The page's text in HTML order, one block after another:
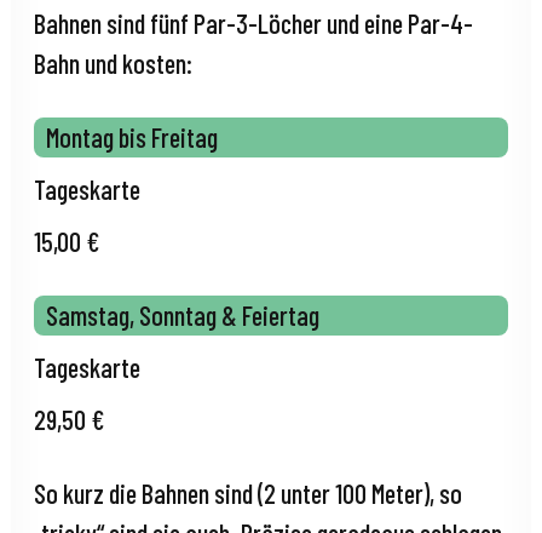
Bahnen sind fünf Par-3-Löcher und eine Par-4-
Bahn und kosten:
Montag bis Freitag
Tageskarte
15,00 €
Samstag, Sonntag & Feiertag
Tageskarte
29,50 €
So kurz die Bahnen sind (2 unter 100 Meter), so